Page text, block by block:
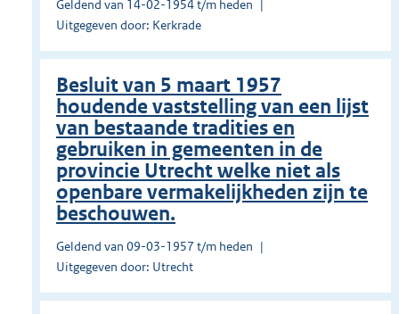
Geldend van 14-02-1954 t/m heden
Uitgegeven door: Kerkrade
Besluit van 5 maart 1957
houdende vaststelling van een lijst
van bestaande tradities en
gebruiken in gemeenten in de
provincie Utrecht welke niet als
openbare vermakelijkheden zijn te
beschouwen.
Geldend van 09-03-1957 t/m heden
Uitgegeven door: Utrecht